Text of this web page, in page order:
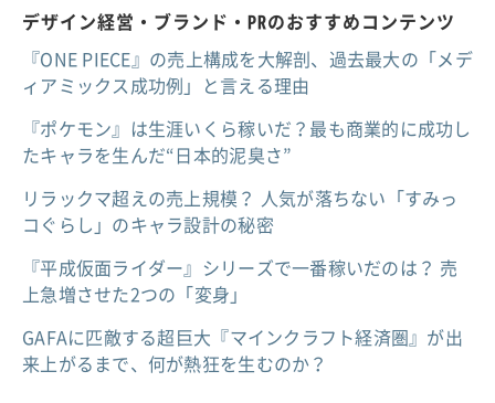
デザイン経営・ブランド・PRのおすすめコンテンツ
『ONE PIECE』の売上構成を大解剖、過去最大の「メデ
ィアミックス成功例」と言える理由
『ポケモン』は生涯いくら稼いだ？最も商業的に成功し
たキャラを生んだ“日本的泥臭さ”
リラックマ超えの売上規模？ 人気が落ちない「すみっ
コぐらし」のキャラ設計の秘密
『平成仮面ライダー』シリーズで一番稼いだのは？ 売
上急増させた2つの「変身」
GAFAに匹敵する超巨大『マインクラフト経済圏』が出
来上がるまで、何が熱狂を生むのか？